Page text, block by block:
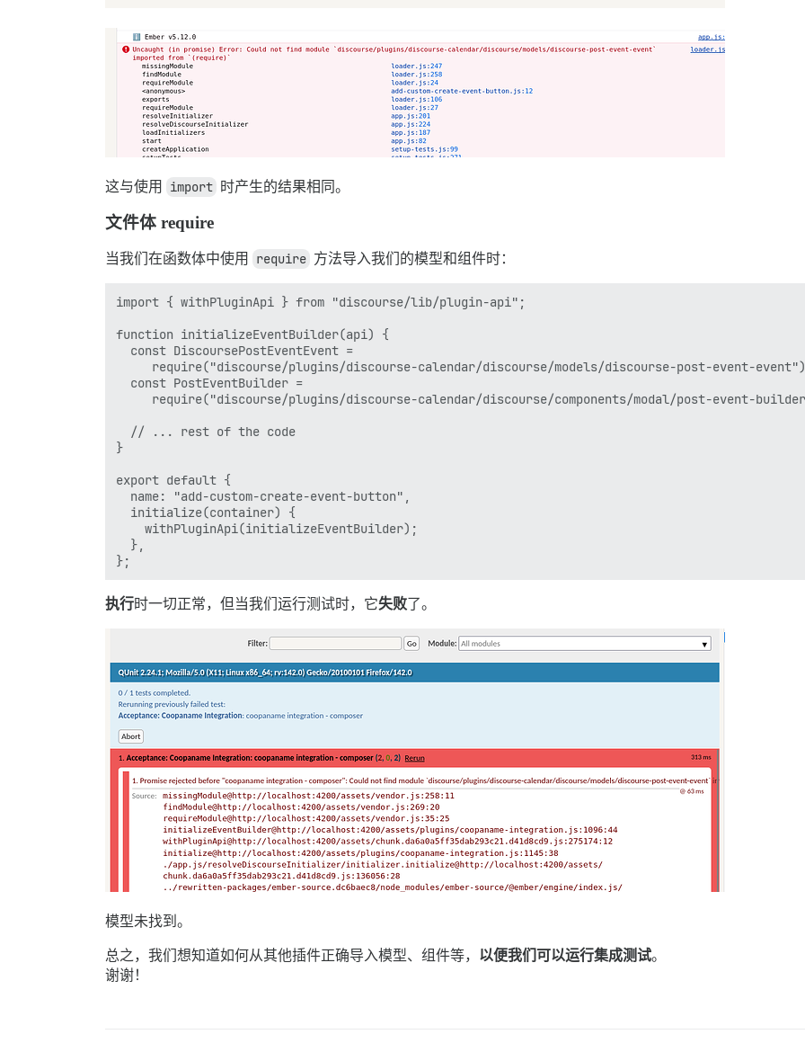
这与使用 import 时产生的结果相同。
文件体 require
当我们在函数体中使用 require 方法导入我们的模型和组件时：
import { withPluginApi } from "discourse/lib/plugin-api";
function initializeEventBuilder(api) {
  const DiscoursePostEventEvent =
require("discourse/plugins/discourse-calendar/discourse/models/discourse-post-event-
  const PostEventBuilder =
require("discourse/plugins/discourse-calendar/discourse/components/modal/post-event-
  // ... rest of the code
}
export default {
  name: "add-custom-create-event-button",
  initialize(container) {
    withPluginApi(initializeEventBuilder);
  },
执行时一切正常，但当我们运行测试时，它失败了。
模型未找到。
总之，我们想知道如何从其他插件正确导入模型、组件等， 以便我们可以运行集成测试。
谢谢！